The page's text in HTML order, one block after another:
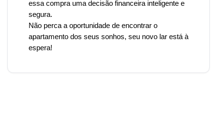
essa compra uma decisão financeira inteligente e
segura.
Não perca a oportunidade de encontrar o
apartamento dos seus sonhos, seu novo lar está à
espera!